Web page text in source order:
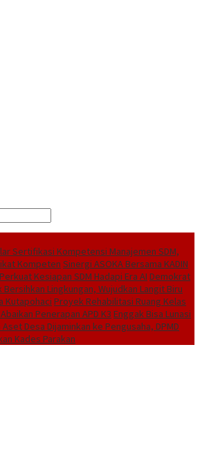
Sertifikasi Kompetensi Manajemen SDM,
Kompeten Sinergi ASOKA Bersama KADIN
Kesiapan SDM Hadapi Era AI Demokrat
Lingkungan, Wujudkan Langit Biru
Kutapohaci Proyek Rehabilitasi Ruang Kelas
Penerapan APD K3 Enggak Bisa Lunasi
Desa Dijaminkan ke Pengusaha, DPMD
Kades Parakan